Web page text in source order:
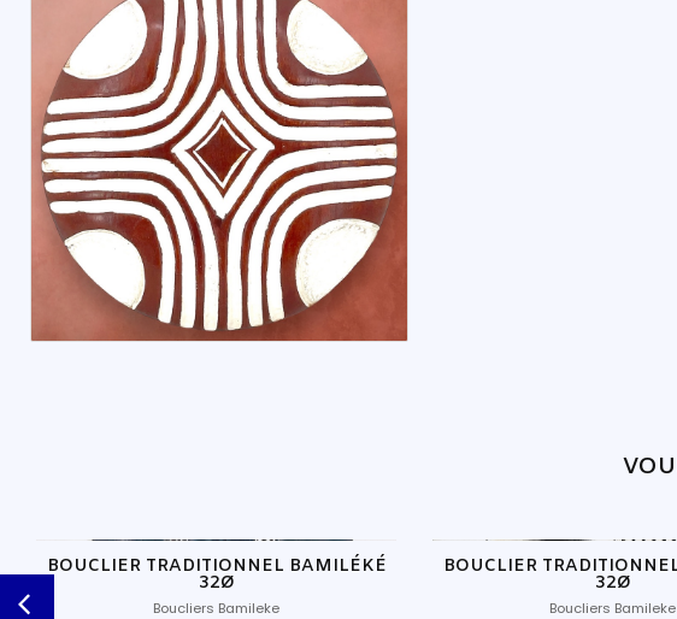
BOUCLIER TRADITIONNEL BAMILÉKÉ
32Ø
Boucliers Bamileke
BOUCLIER
32Ø
Boucliers Bamileke